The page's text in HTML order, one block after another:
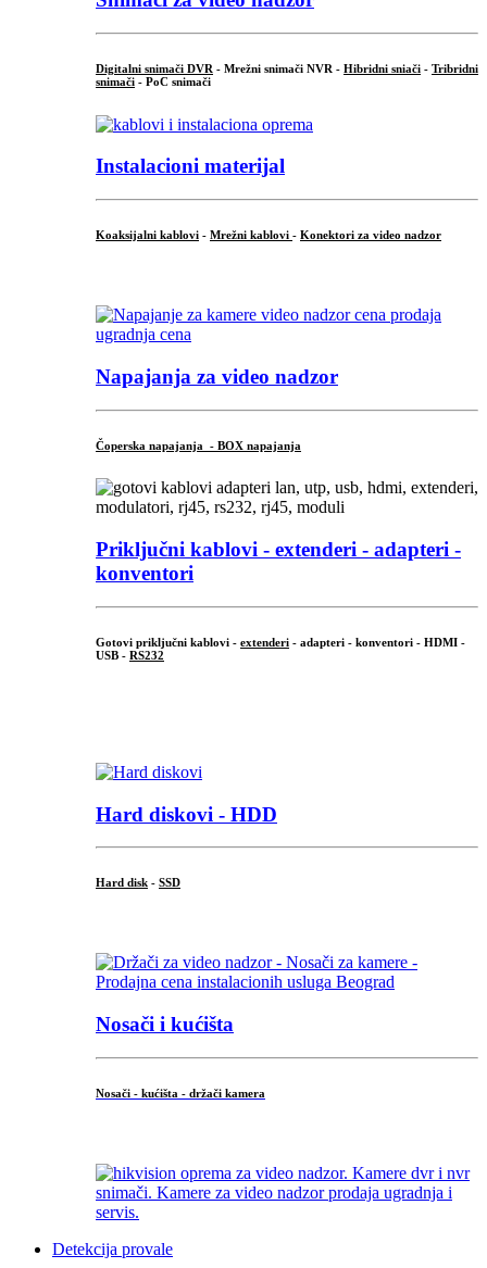
Digitalni snimači DVR - Mrežni snimači NVR - Hibridni sniači - Tribridni
snimači - PoC snimači
Instalacioni materijal
Koaksijalni kablovi - Mrežni kablovi - Konektori za video nadzor
Napajanja za video nadzor
Čoperska napajanja - BOX napajanja
Priključni kablovi - extenderi - adapteri -
konventori
Gotovi priključni kablovi - extenderi - adapteri - konventori - HDMI -
USB - RS232
Hard diskovi - HDD
Hard disk - SSD
Nosači i kućišta
Nosači - kućišta - držači kamera
Detekcija provale